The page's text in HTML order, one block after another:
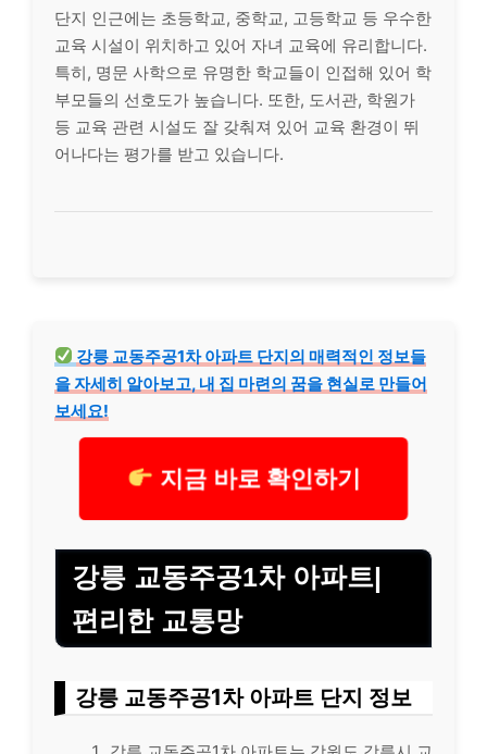
단지 인근에는 초등학교, 중학교, 고등학교 등 우수한
교육 시설이 위치하고 있어 자녀 교육에 유리합니다.
특히, 명문 사학으로 유명한 학교들이 인접해 있어 학
부모들의 선호도가 높습니다. 또한, 도서관, 학원가
등 교육 관련 시설도 잘 갖춰져 있어 교육 환경이 뛰
어나다는 평가를 받고 있습니다.
강릉 교동주공1차 아파트 단지의 매력적인 정보들
을 자세히 알아보고, 내 집 마련의 꿈을 현실로 만들어
보세요!
지금 바로 확인하기
강릉 교동주공1차 아파트|
편리한 교통망
강릉 교동주공1차 아파트 단지 정보